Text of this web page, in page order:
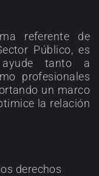
referente de
Público, es
tanto a
profesionales
un marco
la relación
derechos